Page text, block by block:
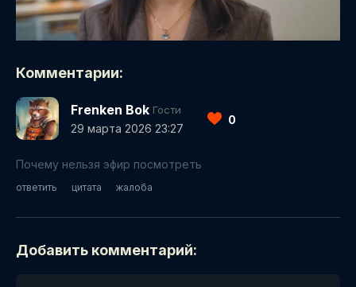
Комментарии:
Frenken Bok Гости
29 марта 2026 23:27
0
Почему нельзя эфир посмотреть
ответить цитата жалоба
Добавить комментарий: